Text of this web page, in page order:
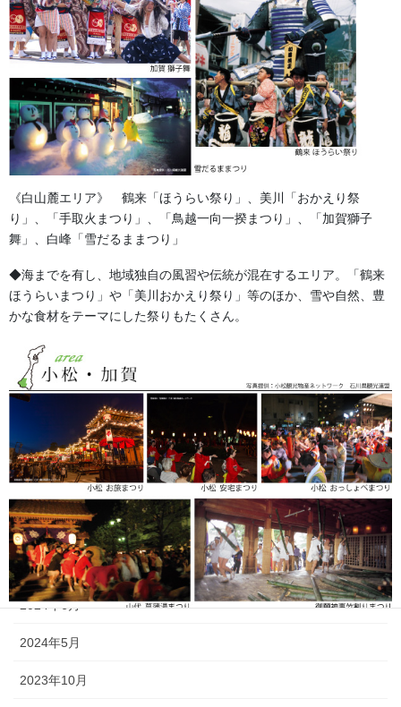
提灯 祭
幕・のぼり
生地
足袋,腹掛・股引、手拭
お知らせ
2026年8月
2026年7月
2026年6月
2026年5月
2026年2月
2025年6月
2024年11月
2024年9月
2024年6月
2024年5月
2023年10月
《白山麓エリア》 鶴来「ほうらい祭り」、美川「おかえり祭
り」、「手取火まつり」、「鳥越一向一揆まつり」、「加賀獅子
舞」、白峰「雪だるままつり」
◆海までを有し、地域独自の風習や伝統が混在するエリア。「鶴来
ほうらいまつり」や「美川おかえり祭り」等のほか、雪や自然、豊
かな食材をテーマにした祭りもたくさん。